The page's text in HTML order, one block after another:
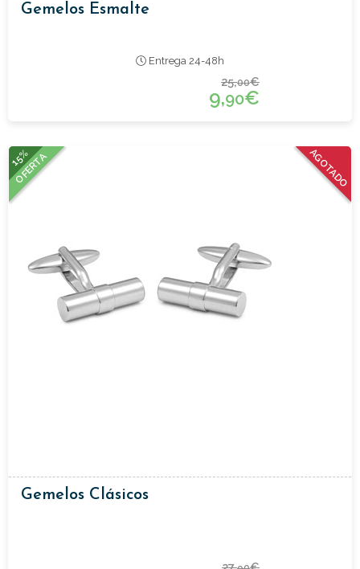
Gemelos Esmalte
Entrega 24-48h
25,00€
9,90€
AGOTADO
15%
OFERTA
Gemelos Clásicos